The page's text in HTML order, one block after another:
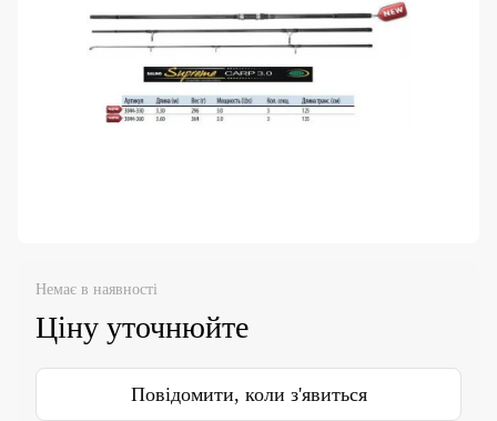
Немає в наявності
Ціну уточнюйте
Повідомити, коли з'явиться